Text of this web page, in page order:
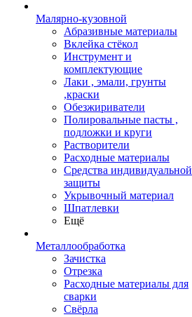
Малярно-кузовной
Абразивные материалы
Вклейка стёкол
Инструмент и
комплектующие
Лаки , эмали, грунты
,краски
Обезжириватели
Полировальные пасты ,
подложки и круги
Растворители
Расходные материалы
Средства индивидуальной
защиты
Укрывочный материал
Шпатлевки
Ещё
Металлообработка
Зачистка
Отрезка
Расходные материалы для
сварки
Свёрла